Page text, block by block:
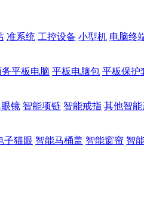
准系统 工控设备 小型机 电脑终
务平板电脑 平板电脑包 平板保护
镜 智能项链 智能戒指 其他智能
子猫眼 智能马桶盖 智能窗帘 智